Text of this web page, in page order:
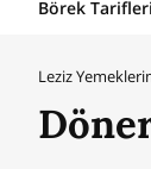
Börek Tarifleri
Leziz